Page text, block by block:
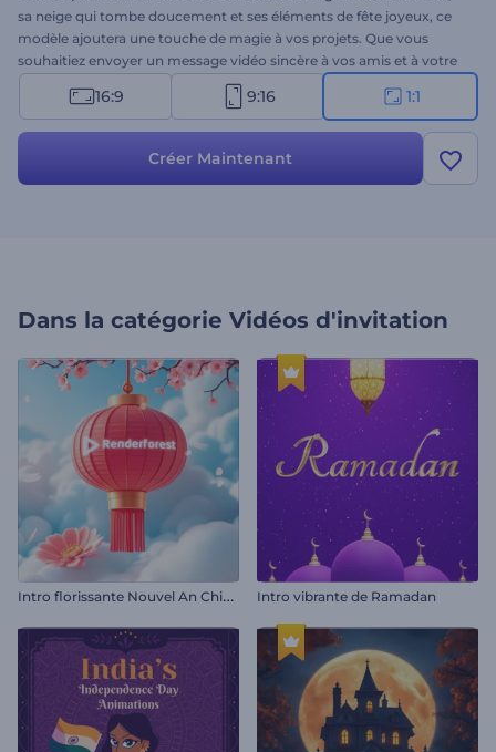
sa neige qui tombe doucement et ses éléments de fête joyeux, ce
modèle ajoutera une touche de magie à vos projets. Que vous
souhaitiez envoyer un message vidéo sincère à vos amis et à votre
famille ou faire une introduction festive à votre public, ce modèle
est le meilleur choix. Personnalisez chaque scène en fonction de
ajoutez votre logo si nécessaire et complétez la vidéo avec une
16:9 9:16 1:1
Créer Maintenant
Dans la catégorie Vidéos d'invitation
I
ntro florissante Nouvel An Chinois Intro vibrante de Ramadan